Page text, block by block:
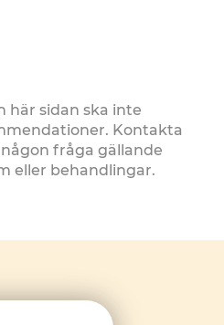
här sidan ska inte
Kontakta
fråga gällande
eller behandlingar.